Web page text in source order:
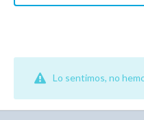
Lo sentimos, no